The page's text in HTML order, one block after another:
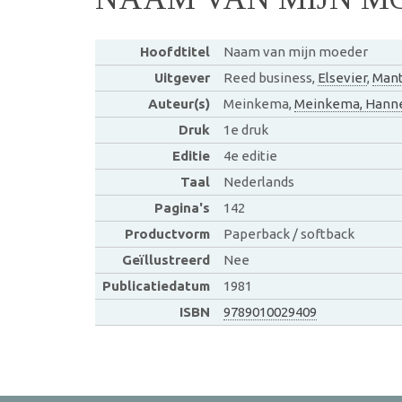
Hoofdtitel
Naam van mijn moeder
Uitgever
Reed business, Elsevier,
Auteur(s)
Meinkema, Meinkema,
Druk
1e druk
Editie
4e editie
Taal
Nederlands
Pagina's
142
Productvorm
Paperback / softback
Geïllustreerd
Nee
Publicatiedatum
1981
ISBN
9789010029409